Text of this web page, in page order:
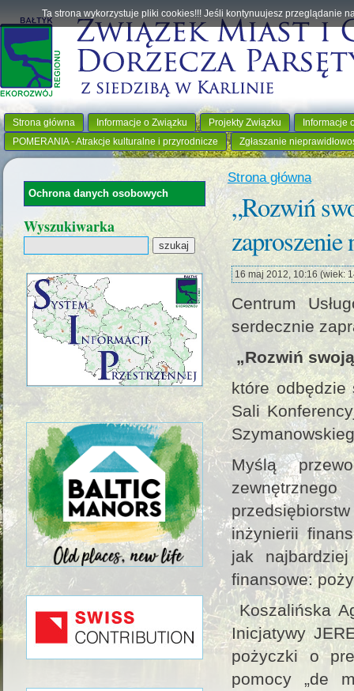
Strona główna Informacje o Związku Projekty Związku
Informacje
POMERANIA - Atrakcje kulturalne i przyrodnicze
Zgłaszanie
Strona główna
„Rozwiń
16 maj 2012, 10:16 (wiek:
Centrum
serdecznie
„Rozwiń
które
Sali
Myślą
inżynierii
jak
finansowe:
Koszalińska
Inicjatywy
pożyczki o
pomocy „de
Ochrona danych osobowych
Wyszukiwarka
Ta strona wykorzystuje pliki cookies!!! Jeśli kontynuujesz przeglądanie